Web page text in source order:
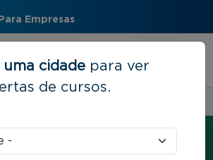
Para Empresas
uma cidade para ver
de cursos.